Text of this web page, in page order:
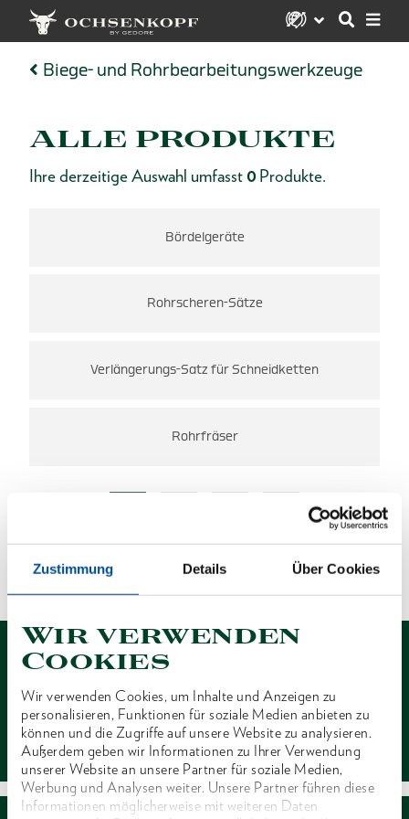
Zustimmung Details Über Cookies
Wir verwenden
Cookies
Wir verwenden Cookies, um Inhalte und Anzeigen zu
personalisieren, Funktionen für soziale Medien anbieten zu
können und die Zugriffe auf unsere Website zu analysieren.
Außerdem geben wir Informationen zu Ihrer Verwendung
unserer Website an unsere Partner für soziale Medien,
Werbung und Analysen weiter. Unsere Partner führen diese
Informationen möglicherweise mit weiteren Daten
Biege- und Rohrbearbeitungswerkzeuge
ALLE PRODUKTE
Ihre derzeitige Auswahl umfasst 0 Produkte.
Bördelgeräte
Rohrscheren-Sätze
Verlängerungs-Satz für Schneidketten
Rohrfräser
Kontakt